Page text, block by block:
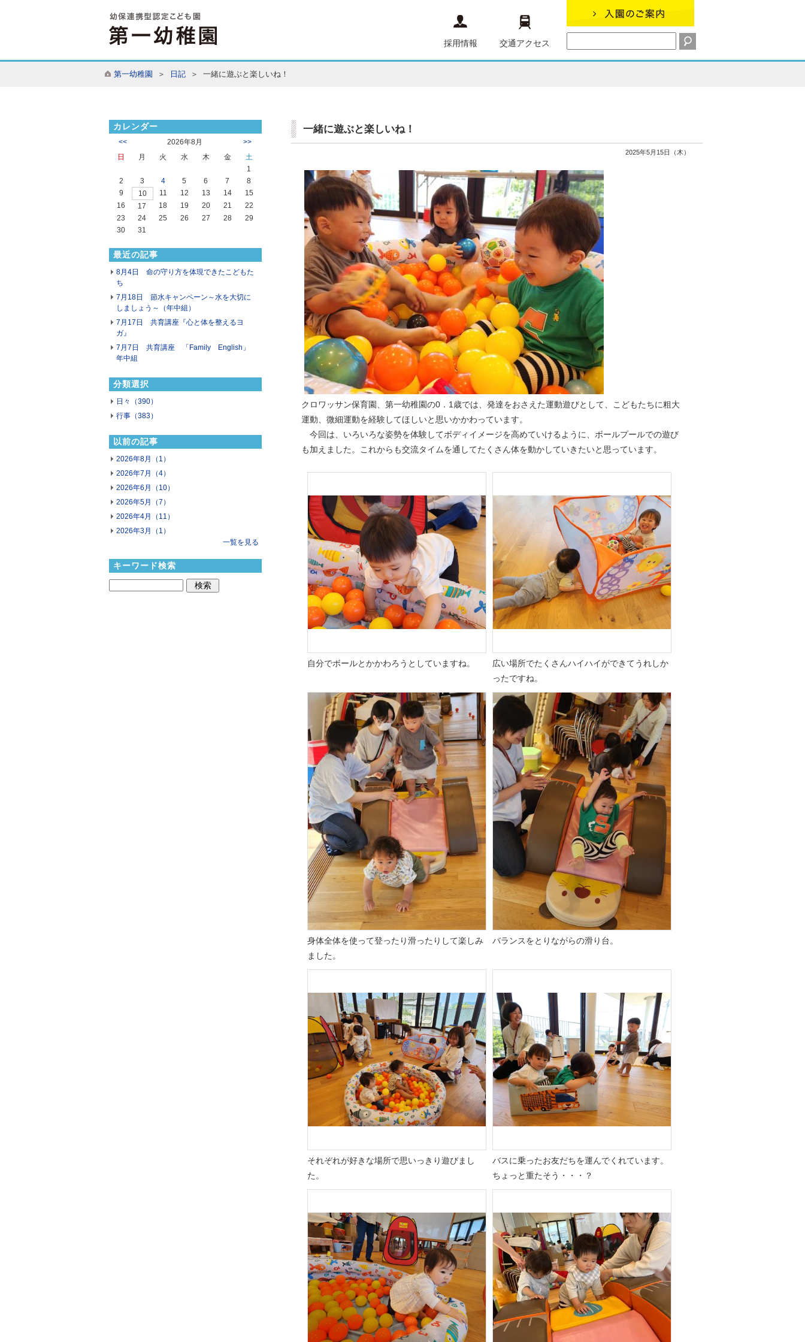
採用情報 交通アクセス
第一幼稚園 ＞ 日記＞ 一緒に遊ぶと楽しいね！
カレンダー
<< 2026年8月 >>
日 月 火 水 木 金
土
1
2
3 4 5 6 7
8
9
10 11 12 13 14
15
16
17 18 19 20 21
22
23
24 25 26 27 28
29
30
31
最近の記事
8月4日 命の守り方を体現できたこどもた
ち
7月18日 節水キャンペーン～水を大切に
しましょう～（年中組）
7月17日 共育講座『心と体を整えるヨ
ガ』
7月7日 共育講座 「Family English」
年中組
分類選択
日々（390）
行事（383）
以前の記事
2026年8月（1）
2026年7月（4）
2026年6月（10）
2026年5月（7）
2026年4月（11）
2026年3月（1）
一覧を見る
キーワード検索
一緒に遊ぶと楽しいね！
2025年5月15日（木）
クロワッサン保育園、第一幼稚園の0．1歳では、発達をおさえた運動遊びとして、こどもたちに粗大
運動、微細運動を経験してほしいと思いかかわっています。
今回は、いろいろな姿勢を体験してボディイメージを高めていけるように、ボールプールでの遊び
も加えました。これからも交流タイムを通してたくさん体を動かしていきたいと思っています。
自分でボールとかかわろうとしていますね。
広い場所でたくさんハイハイができてうれしか
ったですね。
身体全体を使って登ったり滑ったりして楽しみ
ました。
バランスをとりながらの滑り台。
それぞれが好きな場所で思いっきり遊びまし
た。
バスに乗ったお友だちを運んでくれています。
ちょっと重たそう・・・？